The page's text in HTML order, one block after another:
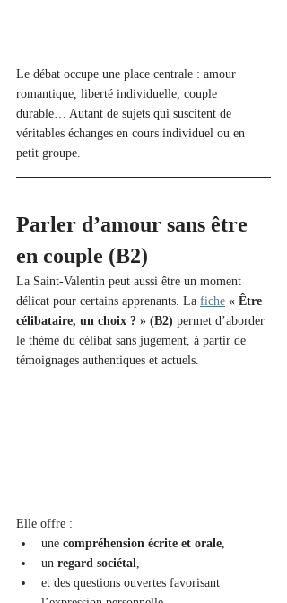
Le débat occupe une place centrale : amour
romantique, liberté individuelle, couple
durable… Autant de sujets qui suscitent de
véritables échanges en cours individuel ou en
petit groupe.
Parler d’amour sans être
en couple (B2)
La Saint-Valentin peut aussi être un moment
délicat pour certains apprenants. La fiche « Être
célibataire, un choix ? » (B2) permet d’aborder
le thème du célibat sans jugement, à partir de
témoignages authentiques et actuels.
Elle offre :
une compréhension écrite et orale
un regard sociétal
et des questions ouvertes favorisant